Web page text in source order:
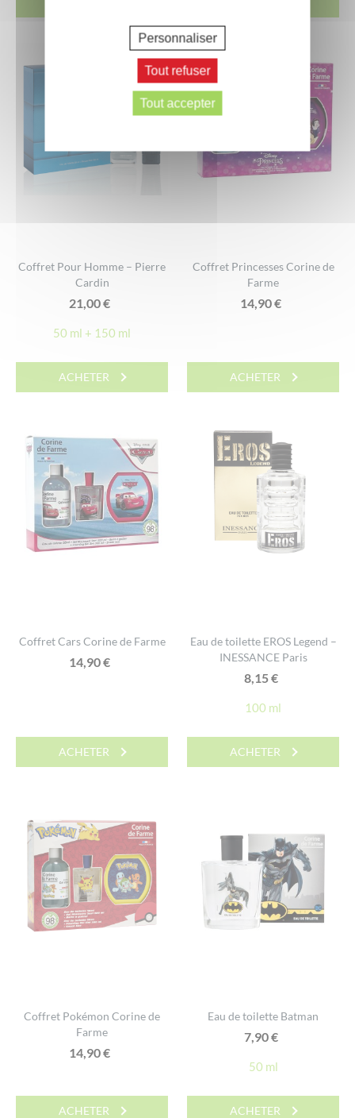
Coffret Pour Homme – Pierre
Cardin
21,00€
50 ml + 150 ml
ACHETER
Coffret Princesses Corine de
Farme
14,90€
ACHETER
Coffret Cars Corine de Farme
14,90€
ACHETER
Eau de toilette EROS Legend –
INESSANCE Paris
8,15€
100 ml
ACHETER
Coffret Pokémon Corine de
Farme
14,90€
ACHETER
Eau de toilette Batman
7,90€
50 ml
ACHETER
Personnaliser
Tout refuser
Tout accepter